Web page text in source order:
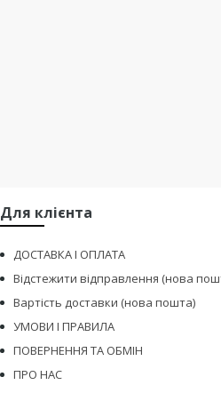
Для клієнта
ДОСТАВКА І ОПЛАТА
Відстежити відправлення (нова
Вартість доставки (нова пошта)
УМОВИ І ПРАВИЛА
ПОВЕРНЕННЯ ТА ОБМІН
ПРО НАС